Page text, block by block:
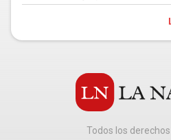
Todos los